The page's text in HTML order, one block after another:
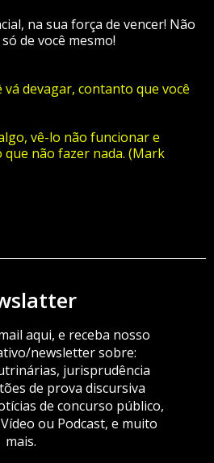
na sua força de vencer! Não
de você mesmo!
devagar, contanto que você
vê-lo não funcionar e
não fazer nada. (Mark
aqui, e receba nosso
newsletter sobre:
jurisprudência
de prova discursiva
de concurso público,
ou Podcast, e muito
mais.